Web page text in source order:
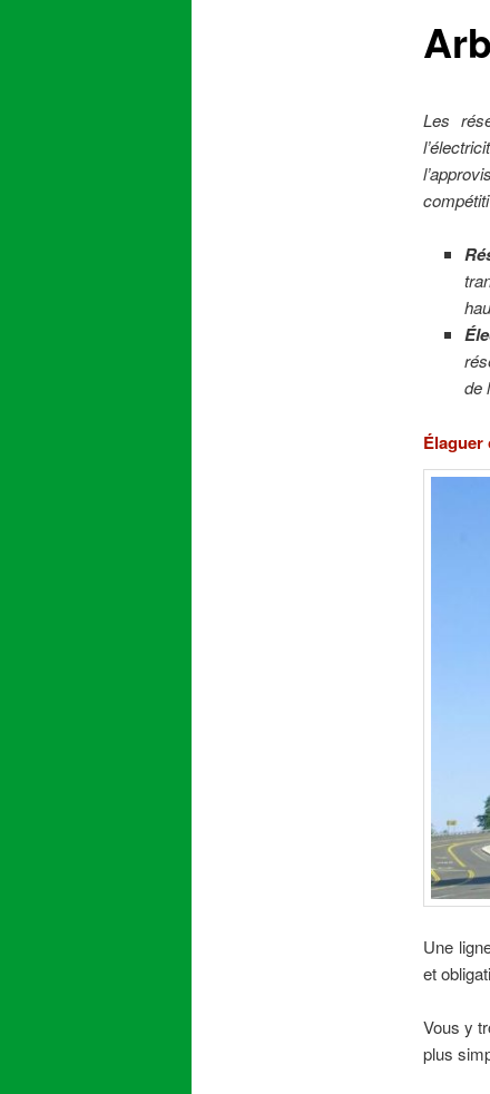
Les
de
Élaguer
Une
et
Vous y
plus